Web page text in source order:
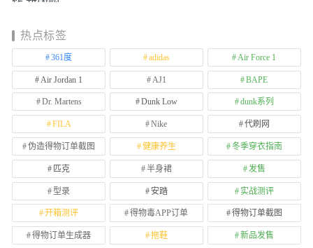
热点标签
361度 adidas Air Force 1
Air Jordan 1 AJ1 BAPE
Dr. Martens Dunk Low dunk系列
FILA Nike 代刷网
伪造得物订单截图 健康养生 冬季穿衣指南
匹克 半身裙 发售
型录 安踏 实战测评
开箱测评 得物毒APP订单 得物订单截图
得物订单生成器 拖鞋 新品发售